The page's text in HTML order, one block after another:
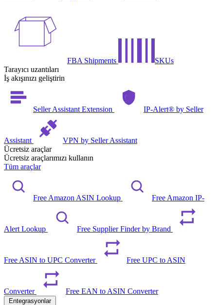
FBA Shipments
SKUs
Tarayıcı uzantıları
İş akışınızı geliştirin
Seller Assistant Extension IP-Alert® by Seller
Assistant
VPN by Seller Assistant
Ücretsiz araçlar
Ücretsiz araçlarımızı kullanın
Tüm araçlar
Free Amazon ASIN Lookup Free Amazon IP-
Alert Lookup Free Supplier Finder by Brand
Free ASIN to UPC Converter Free UPC to ASIN
Converter Free EAN to ASIN Converter
Entegrasyonlar